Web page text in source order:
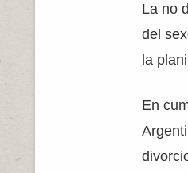
La no
del
la
En